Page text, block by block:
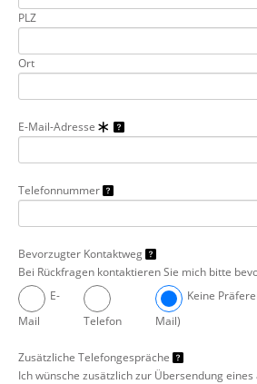
PLZ
Ort
E-Mail-Adresse
Telefonnummer
Bevorzugter Kontaktweg
Bei Rückfragen kontaktieren Sie mich bitte
E-
Mail
Telefon
Keine
Mail)
Zusätzliche Telefongespräche
Ich wünsche zusätzlich zur Übersendung